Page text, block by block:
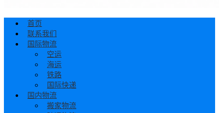
首页
联系我们
国际物流
空运
海运
铁路
国际快递
国内物流
搬家物流